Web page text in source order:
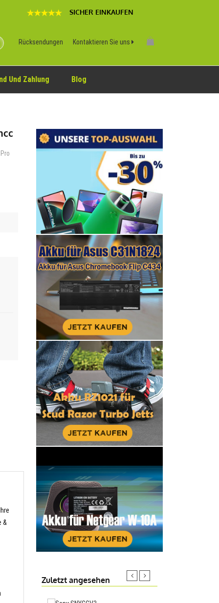
SICHER EINKAUFEN
Rücksendungen Kontaktieren Sie uns
Und Zahlung Blog
&
Zuletzt angesehen